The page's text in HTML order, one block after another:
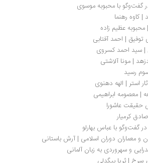
با محبوبه موسوی
عظیم زاده
| احمد آفتابی
کسروی
آلاشتی
| الهه دهنوی
ابراهیمی
عاشورا
با عباس بهارلو
دوران اسلامی | آرش باستانی
به زبان آلمانی